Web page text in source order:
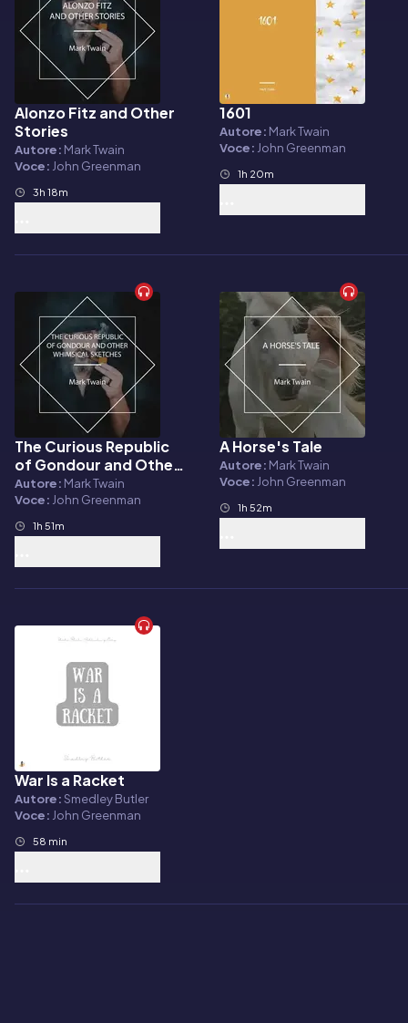
Audiolibro
Alonzo Fitz and Other
Stories
Autore: Mark Twain
Voce: John Greenman
3h 18m
Audiolibro
1601
Autore: Mark Twain
Voce: John Greenman
1h 20m
Audiolibro
The Curious Republic
of Gondour and Other
Whimsical Sketches
Autore: Mark Twain
Voce: John Greenman
1h 51m
Audiolibro
A Horse's Tale
Autore: Mark Twain
Voce: John Greenman
1h 52m
Audiolibro
War Is a Racket
Autore:Smedley Butler
Voce: John Greenman
58 min